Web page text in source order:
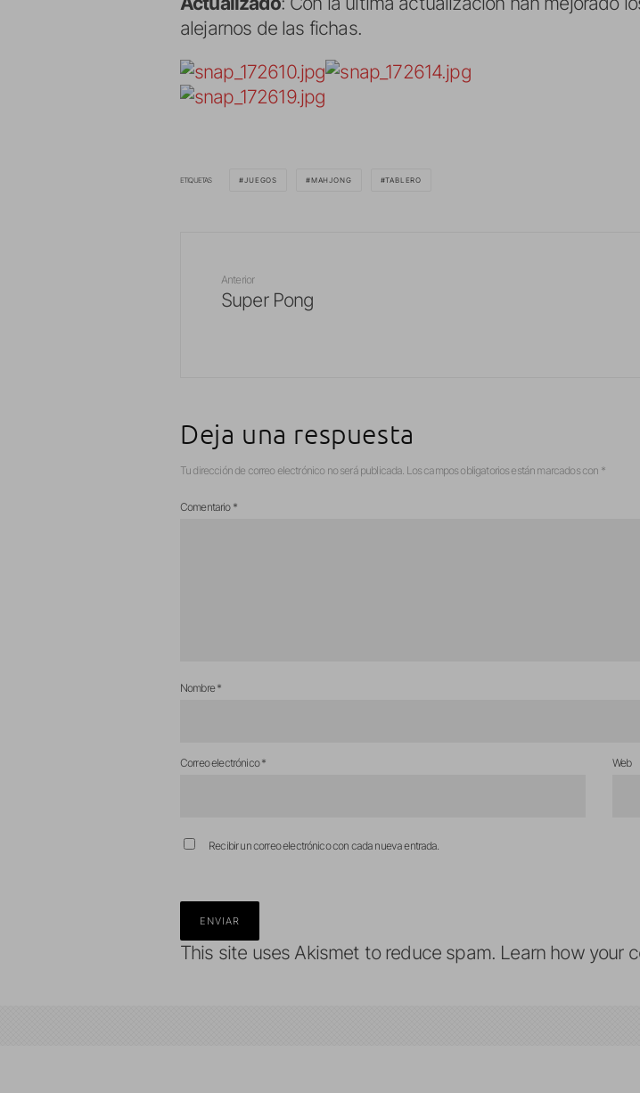
alejarnos de las fichas.
ETIQUETAS JUEGOS MAHJONG TABLERO
Anterior
Super Pong
Deja una respuesta
Tu dirección de correo electrónico no será publicada. Los campos obligatorios están marcados con *
Comentario *
Nombre*
Correo electrónico* Web
Recibir un correo electrónico con cada nueva entrada.
This site uses Akismet to reduce spam. Learn how your